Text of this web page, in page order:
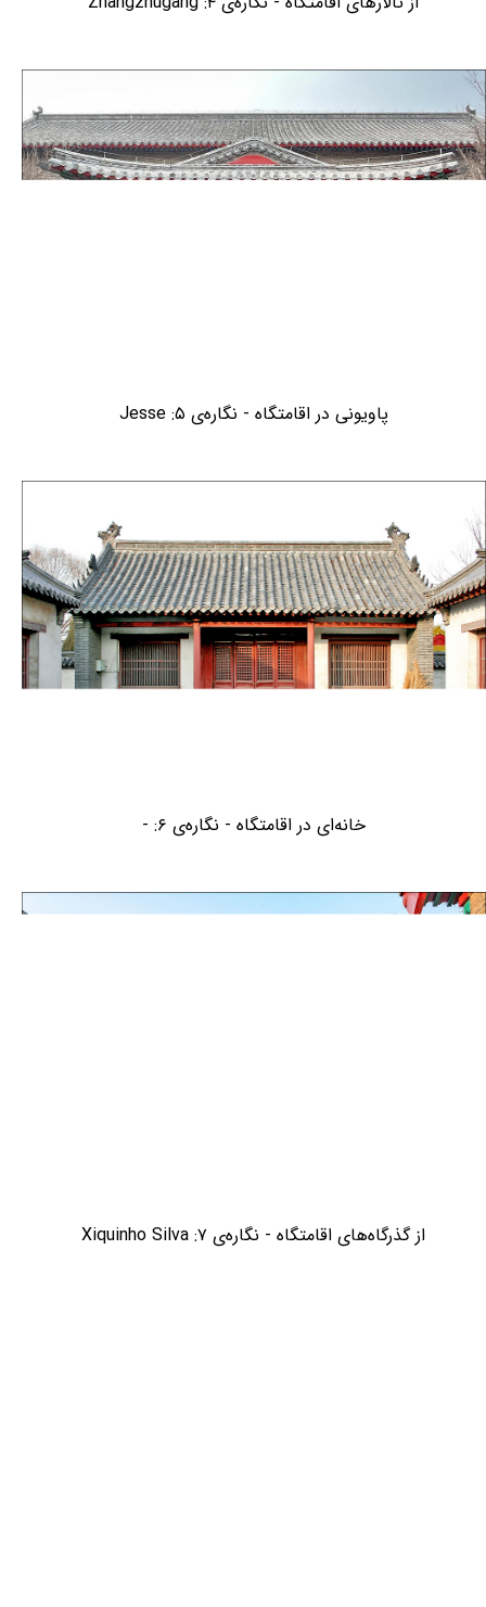
پاویونی در اقامتگاه - نگاره‌ی ۵: Jesse
خانه‌ای در اقامتگاه - نگاره‌ی ۶: -
از گذرگاه‌های اقامتگاه - نگاره‌ی ۷: Xiquinho Silva